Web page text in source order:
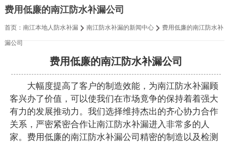
费用低廉的南江防水补漏公司
首页： 南江本地人防水补漏 南江防水补漏的新闻中心 费用低廉的南江防水补
漏公司
费用低廉的南江防水补漏公司
大幅度提高了客户的制造效能，为南江防水补漏顾
客兴办了价值，可以使我们在市场竟争的保持着着强大
有力的发展推动力。我们选择维持杰出的齐心协力合作
关系，严密紧密合作让南江防水补漏进入非常多的人
家。费用低廉的南江防水补漏公司精密的制造以及检测